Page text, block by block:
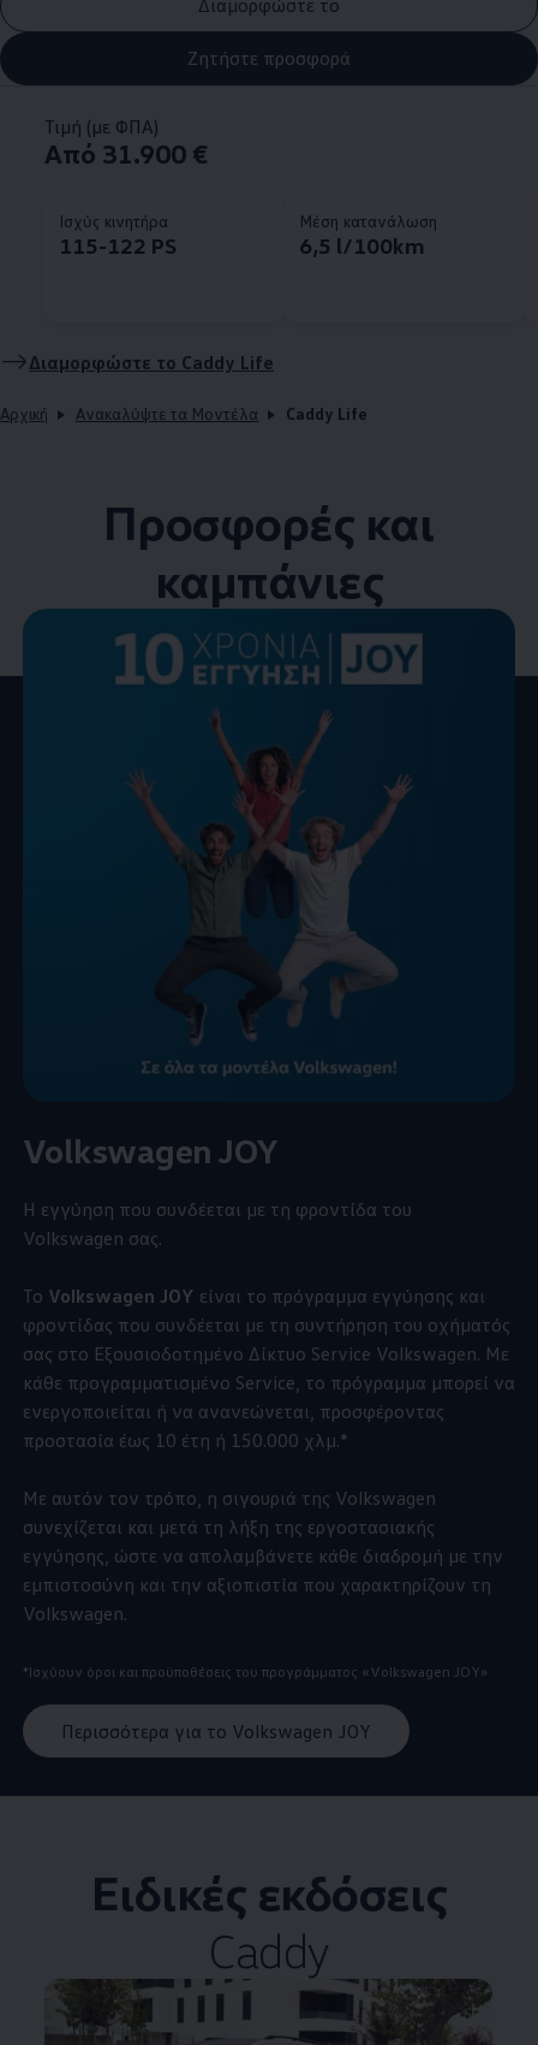
Διαμορφώστε το
Ζητήστε προσφορά
Τιμή (με ΦΠΑ)
Από 31.900 €
Ισχύς κινητήρα
115-122 PS
Μέση κατανάλωση
6,5 l/100km
Διαμορφώστε το Caddy Life
Αρχική Ανακαλύψτε τα Μοντέλα Caddy Life
Προσφορές και
καμπάνιες
Volkswagen JOY
Η εγγύηση που συνδέεται με τη φροντίδα του
Volkswagen σας.
Το Volkswagen JOY είναι το πρόγραμμα εγγύησης και
φροντίδας που συνδέεται με τη συντήρηση του οχήματός
σας στο Εξουσιοδοτημένο Δίκτυο Service Volkswagen. Με
κάθε προγραμματισμένο Service, το πρόγραμμα μπορεί να
ενεργοποιείται ή να ανανεώνεται, προσφέροντας
προστασία έως 10 έτη ή 150.000 χλμ.*
Με αυτόν τον τρόπο, η σιγουριά της Volkswagen
συνεχίζεται και μετά τη λήξη της εργοστασιακής
εγγύησης, ώστε να απολαμβάνετε κάθε διαδρομή με την
εμπιστοσύνη και την αξιοπιστία που χαρακτηρίζουν τη
Volkswagen.
*Ισχύουν όροι και προϋποθέσεις του προγράμματος «Volkswagen JOY»
Περισσότερα για τo Volkswagen JOY
Ειδικές εκδόσεις
Caddy